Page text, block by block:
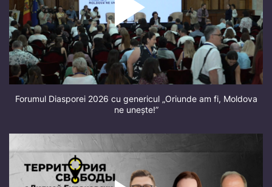
Forumul Diasporei 2026 cu genericul „Oriunde am fi, Moldova
ne unește!”